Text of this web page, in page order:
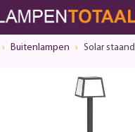
Buitenlampen Solar